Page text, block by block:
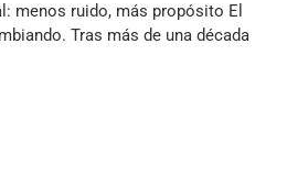
menos ruido, más propósito El
Tras más de una década